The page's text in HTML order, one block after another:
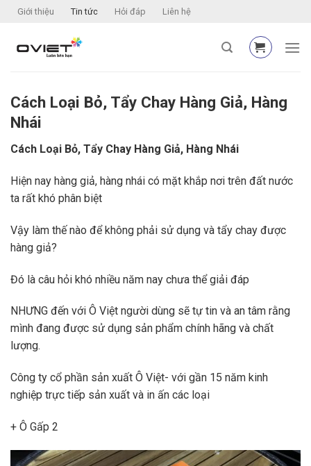
Skip
content
Giới thiệu Tin tức Hỏi đáp Liên hệ
Cách Loại Bỏ, Tẩy Chay Hàng Giả, Hàng
Nhái
Cách Loại Bỏ, Tẩy Chay Hàng Giả, Hàng Nhái
Hiện nay hàng giả, hàng nhái có mặt khắp nơi trên đất nước
ta rất khó phân biệt
Vậy làm thế nào để không phải sử dụng và tẩy chay được
hàng giả?
Đó là câu hỏi khó nhiều năm nay chưa thể giải đáp
NHƯNG đến với Ô Việt người dùng sẽ tự tin và an tâm rằng
mình đang được sử dụng sản phẩm chính hãng và chất
lượng.
Công ty cổ phần sản xuất Ô Việt- với gần 15 năm kinh
nghiệp trực tiếp sản xuất và in ấn các loại
+ Ô Gấp 2